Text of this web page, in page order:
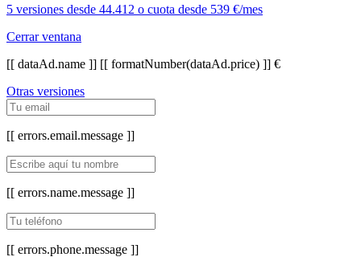
5 versiones desde 44.412 o cuota desde 539 €/mes
Cerrar ventana
[[ dataAd.name ]] [[ formatNumber(dataAd.price) ]] €
Otras versiones
[[ errors.email.message ]]
[[ errors.name.message ]]
[[ errors.phone.message ]]